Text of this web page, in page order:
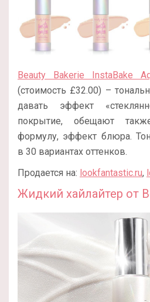
Beauty Bakerie InstaBake
(стоимость £32.00) –
давать эффект
покрытие, обещают
формулу, эффект блюра.
в 30 вариантах оттенков.
Продается на: lookfantastic.ru,
Жидкий хайлайтер от